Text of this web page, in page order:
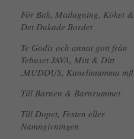
För Bak, Matlagning, Köket &
Det Dukade Bordet
Te Godis och annat gott från
Tehuset JAVA, Mitt & Ditt
,MUDDUS, Kanelimamma mfl
Till Barnen & Barnrummet
Till Dopet, Festen eller
Namngivningen